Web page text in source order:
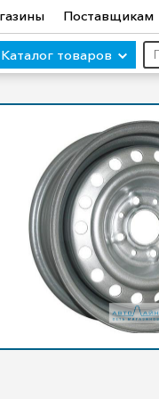
Аккумуляторы (авто)
Мототехника
Поставщикам
Каталог товаров